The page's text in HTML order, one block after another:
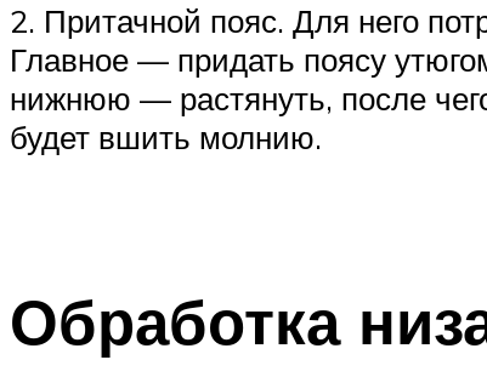
2. Притачной пояс. Для него
Главное — придать поясу
нижнюю — растянуть, после
будет вшить молнию.
Обработка